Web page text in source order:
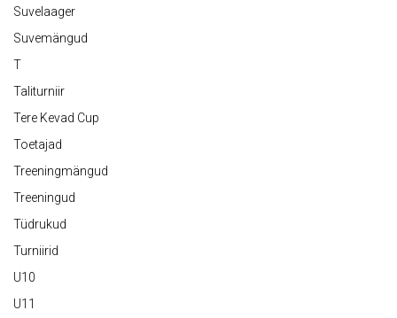
Suvelaager
Suvemängud
T
Taliturniir
Tere Kevad Cup
Toetajad
Treeningmängud
Treeningud
Tüdrukud
Turniirid
U10
U11